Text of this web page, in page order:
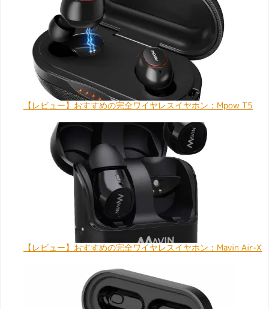
【レビュー】おすすめの完全ワイヤレスイヤホン：Mpow T5
【レビュー】おすすめの完全ワイヤレスイヤホン：Mavin Air-X